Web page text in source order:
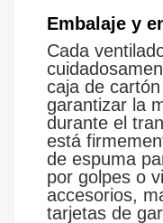
Embalaje y
Cada
caja de
garantizar la
durante el
está
de espuma
por golpes o
accesorios,
tarjetas de